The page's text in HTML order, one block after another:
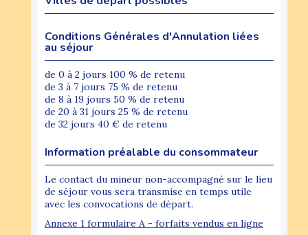
Conditions Générales d'Annulation liées
au séjour
de 0 à 2 jours 100 % de retenu
de 3 à 7 jours 75 % de retenu
de 8 à 19 jours 50 % de retenu
de 20 à 31 jours 25 % de retenu
de 32 jours 40 € de retenu
Information préalable du consommateur
Le contact du mineur non-accompagné sur le lieu
de séjour vous sera transmise en temps utile
avec les convocations de départ.
Annexe 1 formulaire A - forfaits vendus en ligne